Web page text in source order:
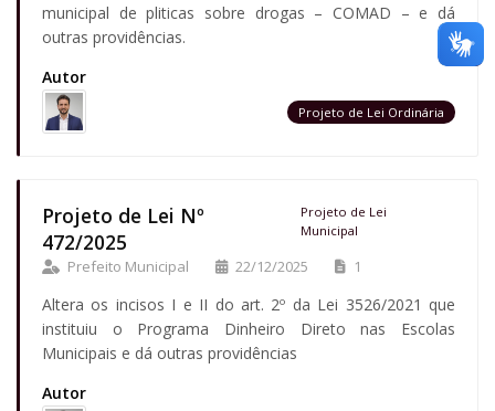
municipal de pliticas sobre drogas – COMAD – e dá
outras providências.
Autor
Projeto de Lei Ordinária
Projeto de Lei Nº
472/2025
Projeto de Lei
Municipal
Prefeito Municipal 22/12/2025 1
Altera os incisos I e II do art. 2º da Lei 3526/2021 que
instituiu o Programa Dinheiro Direto nas Escolas
Municipais e dá outras providências
Autor